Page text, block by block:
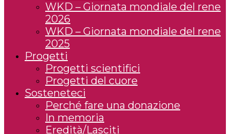
WKD – Giornata mondiale del rene
2026
WKD – Giornata mondiale del rene
2025
Progetti
Progetti scientifici
Progetti del cuore
Sosteneteci
Perché fare una donazione
In memoria
Eredità/Lasciti